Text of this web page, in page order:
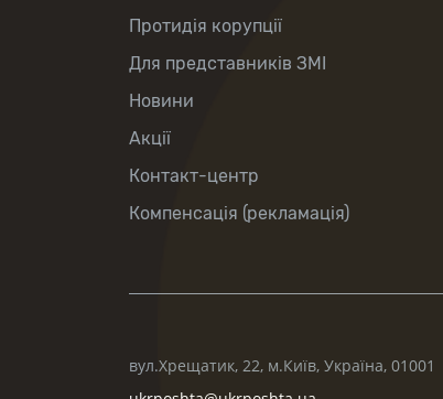
Протидія корупції
Для представників ЗМІ
Новини
Акції
Контакт-центр
Компенсація (рекламація)
вул.Хрещатик, 22, м.Київ, Україна, 01001